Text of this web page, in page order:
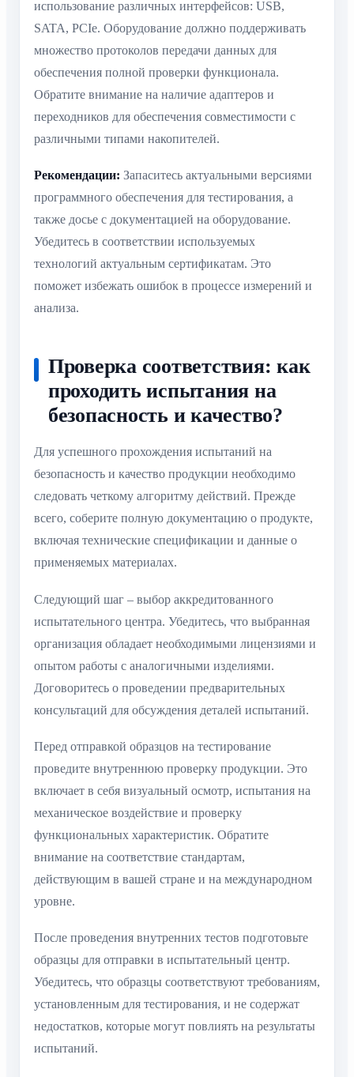
использование различных интерфейсов: USB,
SATA, PCIe. Оборудование должно поддерживать
множество протоколов передачи данных для
обеспечения полной проверки функционала.
Обратите внимание на наличие адаптеров и
переходников для обеспечения совместимости с
различными типами накопителей.
Рекомендации: Запаситесь актуальными версиями
программного обеспечения для тестирования, а
также досье с документацией на оборудование.
Убедитесь в соответствии используемых
технологий актуальным сертификатам. Это
поможет избежать ошибок в процессе измерений и
анализа.
Проверка соответствия: как
проходить испытания на
безопасность и качество?
Для успешного прохождения испытаний на
безопасность и качество продукции необходимо
следовать четкому алгоритму действий. Прежде
всего, соберите полную документацию о продукте,
включая технические спецификации и данные о
применяемых материалах.
Следующий шаг – выбор аккредитованного
испытательного центра. Убедитесь, что выбранная
организация обладает необходимыми лицензиями и
опытом работы с аналогичными изделиями.
Договоритесь о проведении предварительных
консультаций для обсуждения деталей испытаний.
Перед отправкой образцов на тестирование
проведите внутреннюю проверку продукции. Это
включает в себя визуальный осмотр, испытания на
механическое воздействие и проверку
функциональных характеристик. Обратите
внимание на соответствие стандартам,
действующим в вашей стране и на международном
уровне.
После проведения внутренних тестов подготовьте
образцы для отправки в испытательный центр.
Убедитесь, что образцы соответствуют требованиям,
установленным для тестирования, и не содержат
недостатков, которые могут повлиять на результаты
испытаний.